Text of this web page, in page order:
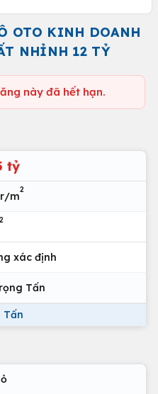
OTO KINH DOANH
NHỈNH 12 TỶ
này đã hết hạn.
tỷ
m
2
2
xác định
Tấn
Tấn